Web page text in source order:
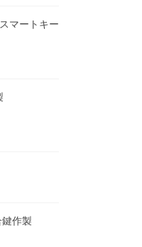
マートキー
作製